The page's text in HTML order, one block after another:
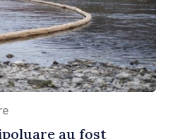
au fost